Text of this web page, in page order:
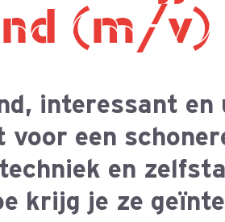
En hoe
is op de praktijk?
industrie en
wind bemand te